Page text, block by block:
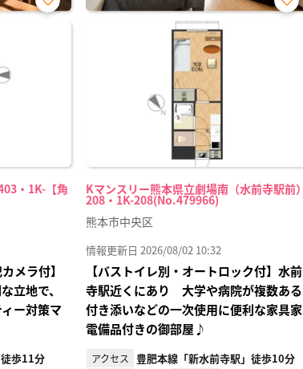
・1K-【角
お気
メラ付】
立地で、
ー対策マ
歩11分
Kマンスリー熊本県立劇場南（水前寺駅前）
208・1K-208(No.479966)
お気
熊本市中央区
情報更新日 2026/08/02 10:32
【バストイレ別・オートロック付】水前
寺駅近くにあり 大学や病院が複数ある
付き添いなどの一次使用に便利な家具家
電備品付きの御部屋♪
アクセス 豊肥本線「新水前寺駅」徒歩10分